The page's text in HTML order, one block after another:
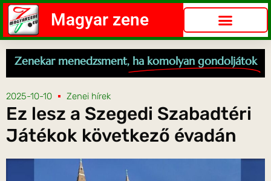
Magyar zene
Zenekar menedzsment, ha komolyan gondoljátok
2025-10-10 Zenei hírek
Ez lesz a Szegedi Szabadtéri
Játékok következő évadán